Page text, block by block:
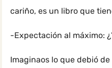
cariño, es un libro que
-Expectación al máximo:
Imaginaos lo que debió